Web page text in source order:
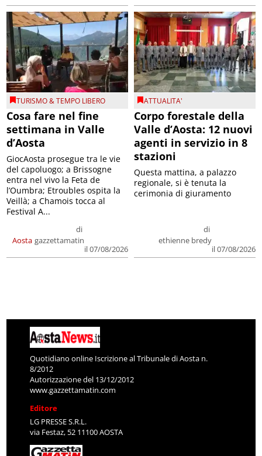
TURISMO & TEMPO LIBERO
Cosa fare nel fine
settimana in Valle
d’Aosta
Aosta
di
gazzettamatin
il 07/08/2026
GiocAosta prosegue tra le vie
del capoluogo; a Brissogne
entra nel vivo la Feta de
l’Oumbra; Etroubles ospita la
Veillà; a Chamois tocca al
Festival A...
ATTUALITA'
Corpo forestale della
Valle d’Aosta: 12 nuovi
agenti in servizio in 8
stazioni
di
ethienne bredy
il 07/08/2026
Questa mattina, a palazzo
regionale, si è tenuta la
cerimonia di giuramento
Quotidiano online Iscrizione al Tribunale di Aosta n.
8/2012
Autorizzazione del 13/12/2012
www.gazzettamatin.com
Editore
LG PRESSE S.R.L.
via Festaz, 52 11100 AOSTA